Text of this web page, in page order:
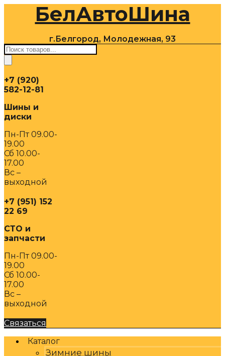
содержимомуБелАвтоШина
г.Белгород, Молодежная, 93
Поиск
товаров
+7 (920)
582-12-81
Шины и
диски
Пн-Пт 09.00-
19.00
Сб 10.00-
17.00
Вс –
выходной
+7 (951) 152
22 69
СТО и
запчасти
Пн-Пт 09.00-
19.00
Сб 10.00-
17.00
Вс –
выходной
Связаться
Каталог
Зимние шины